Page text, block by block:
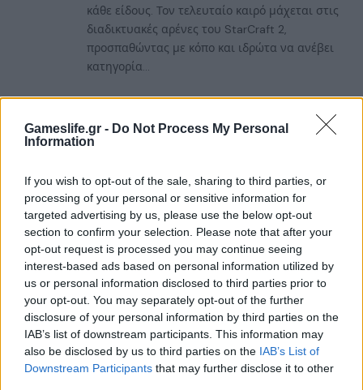
Gameslife.gr - Do Not Process My Personal
Information
If you wish to opt-out of the sale, sharing to third parties, or
processing of your personal or sensitive information for
targeted advertising by us, please use the below opt-out
section to confirm your selection. Please note that after your
opt-out request is processed you may continue seeing
interest-based ads based on personal information utilized by
us or personal information disclosed to third parties prior to
your opt-out. You may separately opt-out of the further
disclosure of your personal information by third parties on the
IAB’s list of downstream participants. This information may
also be disclosed by us to third parties on the IAB’s List of
Downstream Participants that may further disclose it to other
κάθε είδους. Τον τελευταίο καιρό μάχεται στις
διαδικτυακές αρένες του StarCraft 2,
προσπαθώντας με κόπο και ιδρώτα να ανέβει
κατηγορία...
RELATEDPOSTS
Summer Mode ON! Η LG μετατρέπει κάθε